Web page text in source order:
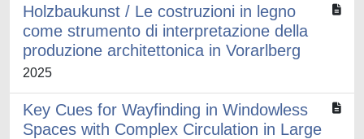
Holzbaukunst / Le costruzioni in legno
come strumento di interpretazione della
produzione architettonica in Vorarlberg
2025
Key Cues for Wayfinding in Windowless
Spaces with Complex Circulation in Large